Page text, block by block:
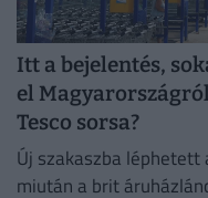
Itt a bejelentés,
el
Tesco sorsa?
Új szakaszba léphetett
miután a brit